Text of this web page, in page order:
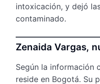
intoxicación, y dejó
contaminado.
Zenaida Vargas,
Según la información
reside en Bogotá. Su